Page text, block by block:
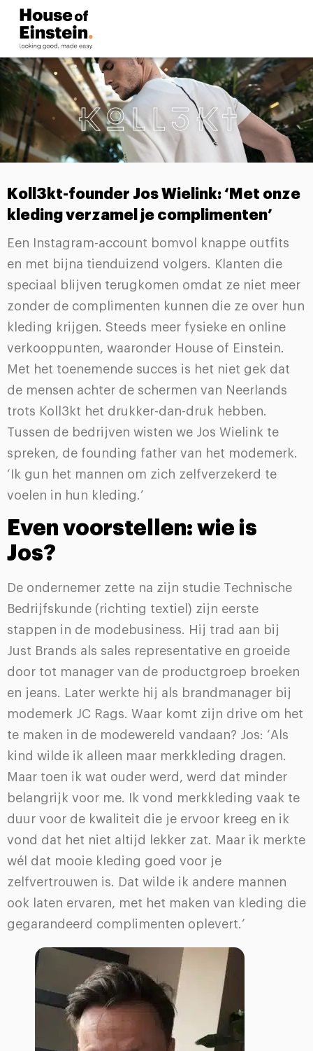
Koll3kt-founder Jos Wielink: ‘Met onze
kleding verzamel je complimenten’
Een Instagram-account bomvol knappe outfits
en met bijna tienduizend volgers. Klanten die
speciaal blijven terugkomen omdat ze niet meer
zonder de complimenten kunnen die ze over hun
kleding krijgen. Steeds meer fysieke en online
verkooppunten, waaronder House of Einstein.
Met het toenemende succes is het niet gek dat
de mensen achter de schermen van Neerlands
trots Koll3kt het drukker-dan-druk hebben.
Tussen de bedrijven wisten we Jos Wielink te
spreken, de founding father van het modemerk.
‘Ik gun het mannen om zich zelfverzekerd te
voelen in hun kleding.’
Even voorstellen: wie is
Jos?
De ondernemer zette na zijn studie Technische
Bedrijfskunde (richting textiel) zijn eerste
stappen in de modebusiness. Hij trad aan bij
Just Brands als sales representative en groeide
door tot manager van de productgroep broeken
en jeans. Later werkte hij als brandmanager bij
modemerk JC Rags. Waar komt zijn drive om het
te maken in de modewereld vandaan? Jos: ‘Als
kind wilde ik alleen maar merkkleding dragen.
Maar toen ik wat ouder werd, werd dat minder
belangrijk voor me. Ik vond merkkleding vaak te
duur voor de kwaliteit die je ervoor kreeg en ik
vond dat het niet altijd lekker zat. Maar ik merkte
wél dat mooie kleding goed voor je
zelfvertrouwen is. Dat wilde ik andere mannen
ook laten ervaren, met het maken van kleding die
gegarandeerd complimenten oplevert.’